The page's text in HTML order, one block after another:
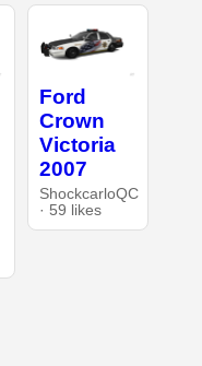
Ford
Crown
Victoria
2007
ShockcarloQC
· 59 likes